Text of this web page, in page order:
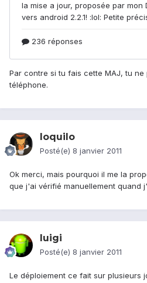
Par contre si tu fais cette MAJ, tu
téléphone.
loquilo
Posté(e) 8 janvier 2011
Ok merci, mais pourquoi il me la
que j'ai vérifié manuellement quand
luigi
Posté(e) 8 janvier 2011
Le déploiement ce fait sur plusieurs